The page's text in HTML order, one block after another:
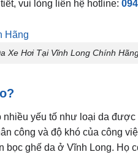
vui lòng liên hệ hotline:
Xe Hơi Tại Vĩnh Long Chính
yếu tố như loại da
công và độ khó của công
ghế da ở Vĩnh Long. Họ